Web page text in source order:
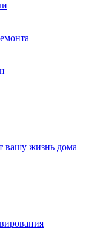
вашу жизнь дома